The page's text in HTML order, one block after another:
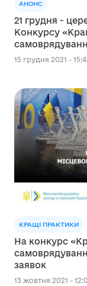
АНОНС
21 грудня -
Конкурсу
15 грудня 2021 -
КРАЩІ ПРАКТИКИ
На конкурс
заявок
13 жовтня 2021 -